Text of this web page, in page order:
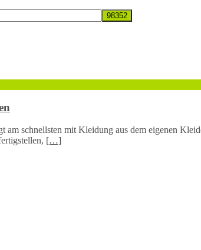
am schnellsten mit Kleidung aus dem eigenen
[…]